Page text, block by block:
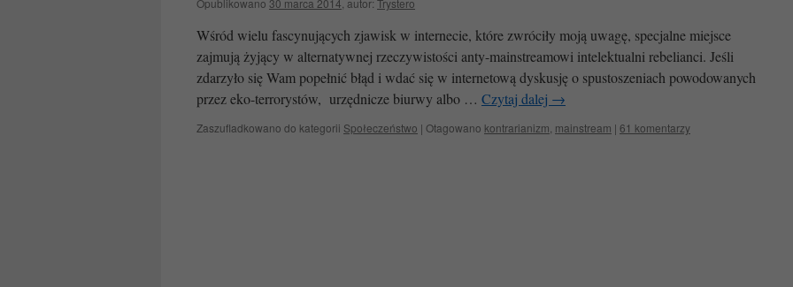
Opublikowano 30 marca 2014 autor: Trystero
Wśród wielu fascynujących zjawisk w internecie, które zwróciły moją uwagę, specjalne miejsce
zajmują żyjący w alternatywnej rzeczywistości anty-mainstreamowi intelektualni rebelianci. Jeśli
zdarzyło się Wam popełnić błąd i wdać się w internetową dyskusję o spustoszeniach powodowanych
przez eko-terrorystów, urzędnicze biurwy albo … Czytaj dalej →
Zaszufladkowano do kategorii Społeczeństwo | Otagowano kontrarianizm mainstream | 61 komentarzy